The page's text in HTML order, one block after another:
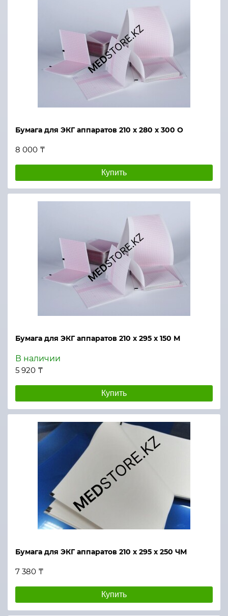
Бумага для ЭКГ аппаратов 210 х 280 х 300 О
8 000 ₸
Купить
Бумага для ЭКГ аппаратов 210 х 295 х 150 М
В наличии
5 920 ₸
Купить
Бумага для ЭКГ аппаратов 210 х 295 х 250 ЧМ
7 380 ₸
Купить